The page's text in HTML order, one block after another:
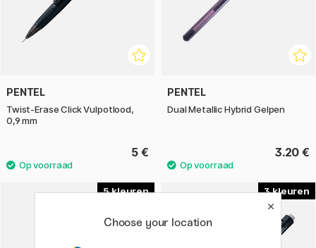
PENTEL
Twist-Erase Click Vulpotlood,
0,9 mm
5 €
PENTEL
Dual Metallic Hybrid Gelpen
3.20 €
5 3
Choose your location